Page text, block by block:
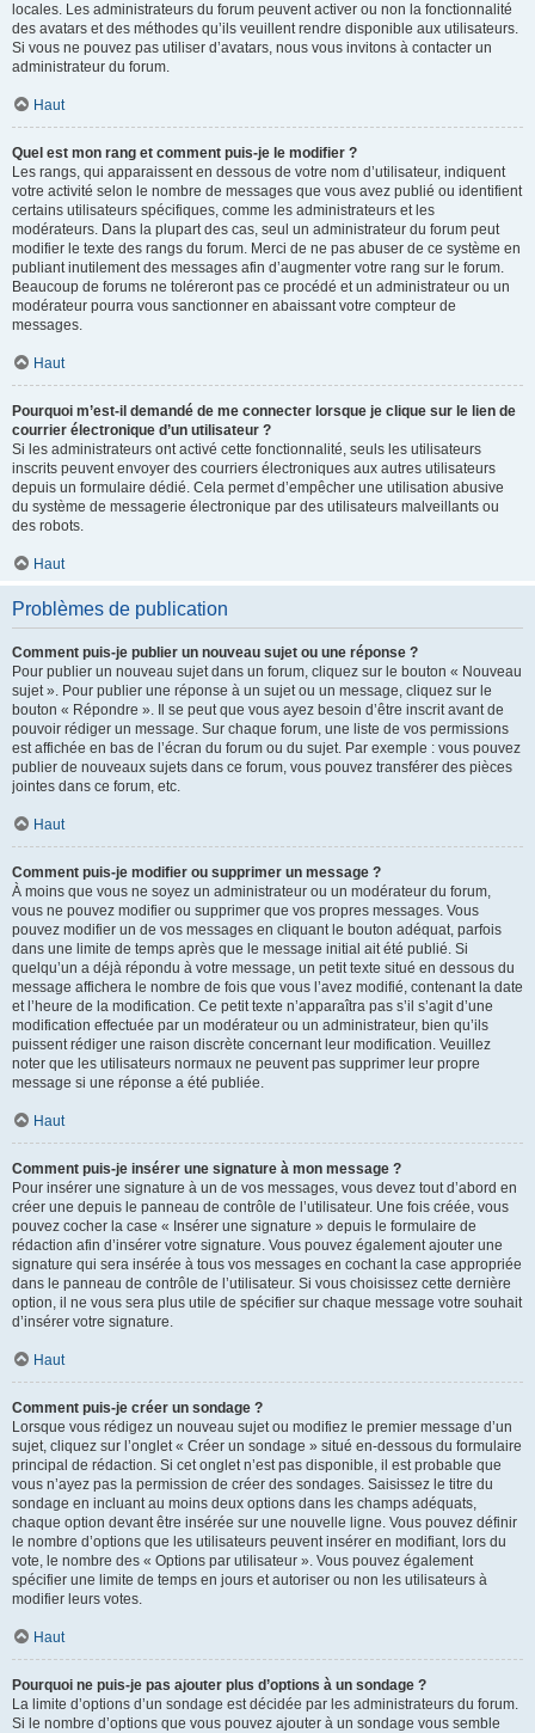
locales. Les administrateurs du forum peuvent activer ou non la fonctionnalité
des avatars et des méthodes qu’ils veuillent rendre disponible aux utilisateurs.
Si vous ne pouvez pas utiliser d’avatars, nous vous invitons à contacter un
administrateur du forum.
Haut
Quel est mon rang et comment puis-je le modifier ?
Les rangs, qui apparaissent en dessous de votre nom d’utilisateur, indiquent
votre activité selon le nombre de messages que vous avez publié ou identifient
certains utilisateurs spécifiques, comme les administrateurs et les
modérateurs. Dans la plupart des cas, seul un administrateur du forum peut
modifier le texte des rangs du forum. Merci de ne pas abuser de ce système en
publiant inutilement des messages afin d’augmenter votre rang sur le forum.
Beaucoup de forums ne toléreront pas ce procédé et un administrateur ou un
modérateur pourra vous sanctionner en abaissant votre compteur de
messages.
Haut
Pourquoi m’est-il demandé de me connecter lorsque je clique sur le lien de
courrier électronique d’un utilisateur ?
Si les administrateurs ont activé cette fonctionnalité, seuls les utilisateurs
inscrits peuvent envoyer des courriers électroniques aux autres utilisateurs
depuis un formulaire dédié. Cela permet d’empêcher une utilisation abusive
du système de messagerie électronique par des utilisateurs malveillants ou
des robots.
Haut
Problèmes de publication
Comment puis-je publier un nouveau sujet ou une réponse ?
Pour publier un nouveau sujet dans un forum, cliquez sur le bouton « Nouveau
sujet ». Pour publier une réponse à un sujet ou un message, cliquez sur le
bouton « Répondre ». Il se peut que vous ayez besoin d’être inscrit avant de
pouvoir rédiger un message. Sur chaque forum, une liste de vos permissions
est affichée en bas de l’écran du forum ou du sujet. Par exemple : vous pouvez
publier de nouveaux sujets dans ce forum, vous pouvez transférer des pièces
jointes dans ce forum, etc.
Haut
Comment puis-je modifier ou supprimer un message ?
À moins que vous ne soyez un administrateur ou un modérateur du forum,
vous ne pouvez modifier ou supprimer que vos propres messages. Vous
pouvez modifier un de vos messages en cliquant le bouton adéquat, parfois
dans une limite de temps après que le message initial ait été publié. Si
quelqu’un a déjà répondu à votre message, un petit texte situé en dessous du
message affichera le nombre de fois que vous l’avez modifié, contenant la date
et l’heure de la modification. Ce petit texte n’apparaîtra pas s’il s’agit d’une
modification effectuée par un modérateur ou un administrateur, bien qu’ils
puissent rédiger une raison discrète concernant leur modification. Veuillez
noter que les utilisateurs normaux ne peuvent pas supprimer leur propre
message si une réponse a été publiée.
Haut
Comment puis-je insérer une signature à mon message ?
Pour insérer une signature à un de vos messages, vous devez tout d’abord en
créer une depuis le panneau de contrôle de l’utilisateur. Une fois créée, vous
pouvez cocher la case « Insérer une signature » depuis le formulaire de
rédaction afin d’insérer votre signature. Vous pouvez également ajouter une
signature qui sera insérée à tous vos messages en cochant la case appropriée
dans le panneau de contrôle de l’utilisateur. Si vous choisissez cette dernière
option, il ne vous sera plus utile de spécifier sur chaque message votre souhait
d’insérer votre signature.
Haut
Comment puis-je créer un sondage ?
Lorsque vous rédigez un nouveau sujet ou modifiez le premier message d’un
sujet, cliquez sur l’onglet « Créer un sondage » situé en-dessous du formulaire
principal de rédaction. Si cet onglet n’est pas disponible, il est probable que
vous n’ayez pas la permission de créer des sondages. Saisissez le titre du
sondage en incluant au moins deux options dans les champs adéquats,
chaque option devant être insérée sur une nouvelle ligne. Vous pouvez définir
le nombre d’options que les utilisateurs peuvent insérer en modifiant, lors du
vote, le nombre des « Options par utilisateur ». Vous pouvez également
spécifier une limite de temps en jours et autoriser ou non les utilisateurs à
modifier leurs votes.
Haut
Pourquoi ne puis-je pas ajouter plus d’options à un sondage ?
La limite d’options d’un sondage est décidée par les administrateurs du forum.
Si le nombre d’options que vous pouvez ajouter à un sondage vous semble